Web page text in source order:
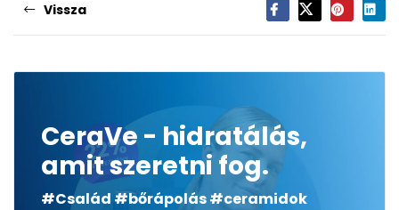
Vissza
CeraVe - hidratálás,
amit szeretni fog.
#Család #bőrápolás #ceramidok